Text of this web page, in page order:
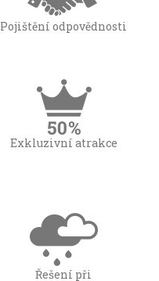
Pojištění odpovědnosti
Exkluzivní atrakce
Řešení při